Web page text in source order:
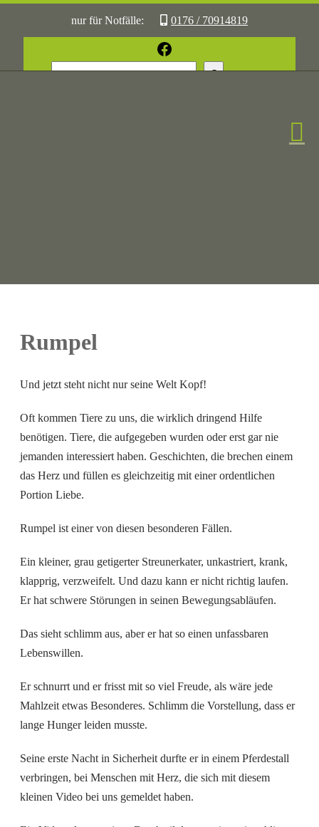
nur für Notfälle: 0176 / 70914819
05361 / 3070775
Facebook
Rumpel
Und jetzt steht nicht nur seine Welt Kopf!
Oft kommen Tiere zu uns, die wirklich dringend Hilfe
benötigen. Tiere, die aufgegeben wurden oder erst gar nie
jemanden interessiert haben. Geschichten, die brechen einem
das Herz und füllen es gleichzeitig mit einer ordentlichen
Portion Liebe.
Rumpel ist einer von diesen besonderen Fällen.
Ein kleiner, grau getigerter Streunerkater, unkastriert, krank,
klapprig, verzweifelt. Und dazu kann er nicht richtig laufen.
Er hat schwere Störungen in seinen Bewegungsabläufen.
Das sieht schlimm aus, aber er hat so einen unfassbaren
Lebenswillen.
Er schnurrt und er frisst mit so viel Freude, als wäre jede
Mahlzeit etwas Besonderes. Schlimm die Vorstellung, dass er
lange Hunger leiden musste.
Seine erste Nacht in Sicherheit durfte er in einem Pferdestall
verbringen, bei Menschen mit Herz, die sich mit diesem
kleinen Video bei uns gemeldet haben.